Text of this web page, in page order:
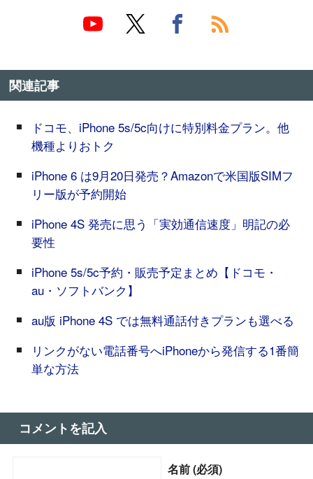
関連記事
ドコモ、iPhone 5s/5c向けに特別料金プラン。他
機種よりおトク
iPhone 6 は9月20日発売？Amazonで米国版SIMフ
リー版が予約開始
iPhone 4S 発売に思う「実効通信速度」明記の必
要性
iPhone 5s/5c予約・販売予定まとめ【ドコモ・
au・ソフトバンク】
au版 iPhone 4S では無料通話付きプランも選べる
リンクがない電話番号へiPhoneから発信する1番簡
単な方法
コメントを記入
名前 (必須)